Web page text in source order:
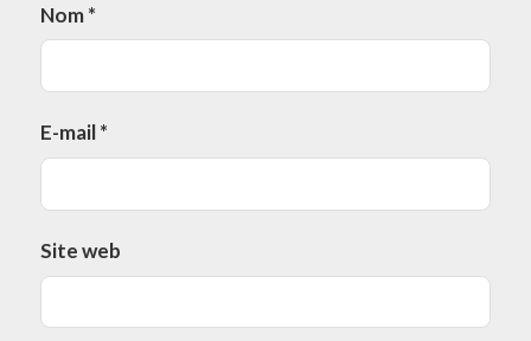
Nom*
E-mail*
Site web